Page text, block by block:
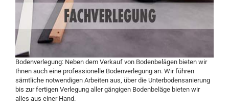
Bodenverlegung: Neben dem Verkauf von Bodenbelägen bieten wir
Ihnen auch eine professionelle Bodenverlegung an. Wir führen
sämtliche notwendigen Arbeiten aus, über die Unterbodensanierung
bis zur fertigen Verlegung aller gängigen Bodenbeläge bieten wir
alles aus einer Hand.